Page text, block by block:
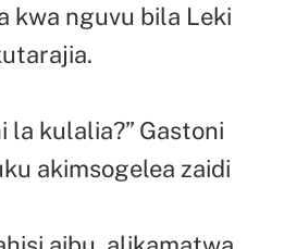
kwa nguvu bila Leki
la kulalia?” Gastoni
akimsogelea zaidi